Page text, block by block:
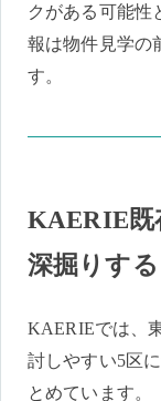
クがある可能性
報は物件見学の
す。
KAERIE既
深掘りする
KAERIEでは、
討しやすい5区
とめています。